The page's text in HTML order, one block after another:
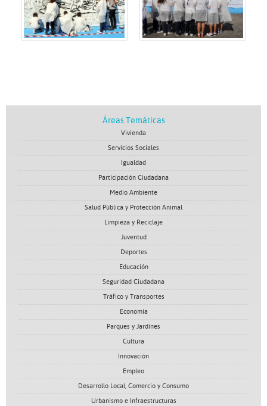
Áreas Temáticas
Vivienda
Servicios Sociales
Igualdad
Participación Ciudadana
Medio Ambiente
Salud Pública y Protección Animal
Limpieza y Reciclaje
Juventud
Deportes
Educación
Seguridad Ciudadana
Tráfico y Transportes
Economía
Parques y Jardines
Cultura
Innovación
Empleo
Desarrollo Local, Comercio y Consumo
Urbanismo e Infraestructuras